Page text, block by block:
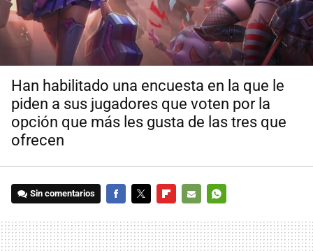
Han habilitado una encuesta en la que le
piden a sus jugadores que voten por la
opción que más les gusta de las tres que
ofrecen
Sin comentarios
MAIL